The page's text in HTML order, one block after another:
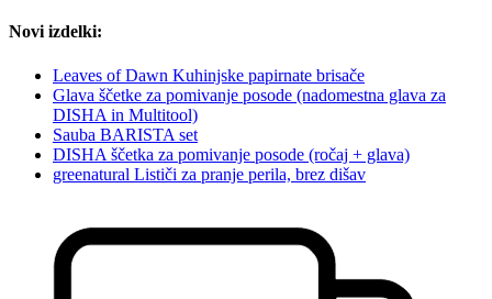
Novi izdelki:
Leaves of Dawn Kuhinjske papirnate brisače
Glava ščetke za pomivanje posode (nadomestna glava za
DISHA in Multitool)
Sauba BARISTA set
DISHA ščetka za pomivanje posode (ročaj + glava)
greenatural Lističi za pranje perila, brez dišav